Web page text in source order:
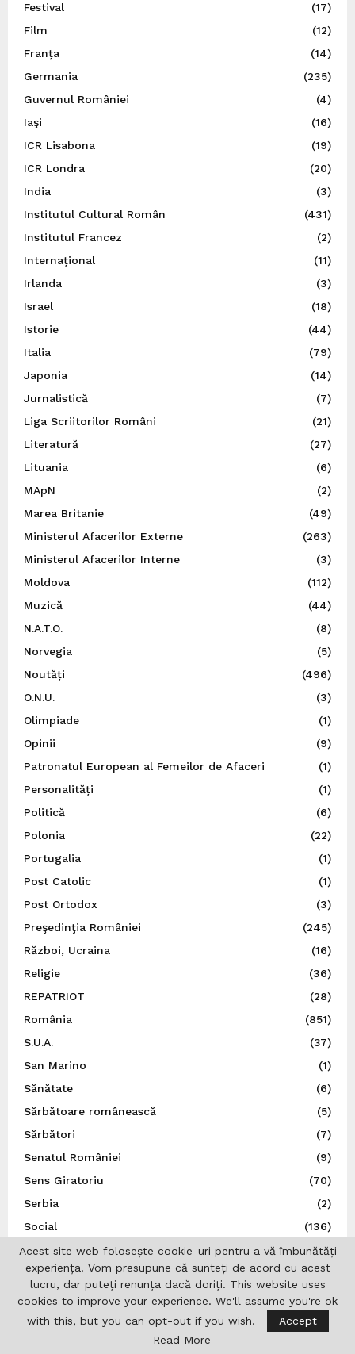
Festival
(17)
Film
(12)
Franța
(14)
Germania
(235)
Guvernul României
(4)
Iaşi
(16)
ICR Lisabona
(19)
ICR Londra
(20)
India
(3)
Institutul Cultural Român
(431)
Institutul Francez
(2)
Internațional
(11)
Irlanda
(3)
Israel
(18)
Istorie
(44)
Italia
(79)
Japonia
(14)
Jurnalistică
(7)
Liga Scriitorilor Români
(21)
Literatură
(27)
Lituania
(6)
MApN
(2)
Marea Britanie
(49)
Ministerul Afacerilor Externe
(263)
Ministerul Afacerilor Interne
(3)
Moldova
(112)
Muzică
(44)
N.A.T.O.
(8)
Norvegia
(5)
Noutăți
(496)
O.N.U.
(3)
Olimpiade
(1)
Opinii
(9)
Patronatul European al Femeilor de Afaceri
(1)
Personalități
(1)
Politică
(6)
Polonia
(22)
Portugalia
(1)
Post Catolic
(1)
Post Ortodox
(3)
Preşedinţia României
(245)
Război, Ucraina
(16)
Religie
(36)
REPATRIOT
(28)
România
(851)
S.U.A.
(37)
San Marino
(1)
Sănătate
(6)
Sărbătoare românească
(5)
Sărbători
(7)
Senatul României
(9)
Sens Giratoriu
(70)
Serbia
(2)
Social
(136)
Spania
(34)
Spectacol
(5)
Sport
Statele Unite ale Americii
(21)
Acest site web folosește cookie-uri pentru a vă îmbunătăți
experiența. Vom presupune că sunteți de acord cu acest
lucru, dar puteți renunța dacă doriți. This website uses
cookies to improve your experience. We'll assume you're ok
with this, but you can opt-out if you wish.
Accept
Read More